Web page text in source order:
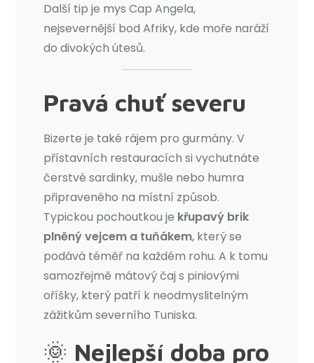
Další tip je mys Cap Angela,
nejsevernější bod Afriky, kde moře naráží
do divokých útesů.
Pravá chuť severu
Bizerte je také rájem pro gurmány. V
přístavních restauracích si vychutnáte
čerstvé sardinky, mušle nebo humra
připraveného na místní způsob.
Typickou pochoutkou je křupavý brik
plněný vejcem a tuňákem, který se
podává téměř na každém rohu. A k tomu
samozřejmě mátový čaj s piniovými
oříšky, který patří k neodmyslitelným
zážitkům severního Tuniska.
🌞 Nejlepší doba pro